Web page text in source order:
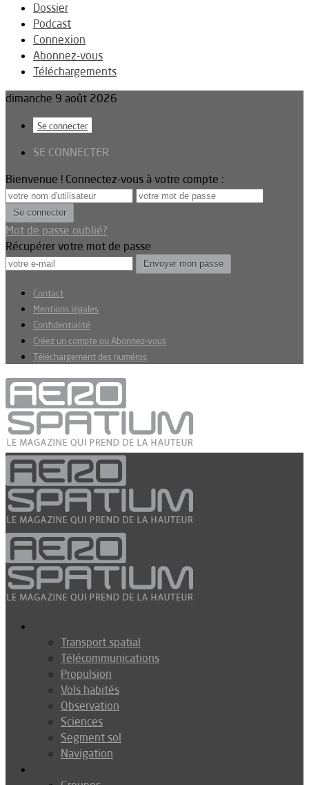
Dossier
Podcast
Connexion
Abonnez-vous
Téléchargements
dimanche 9 août 2026
Se connecter
SE CONNECTER
Bienvenue ! Connectez-vous à votre compte :
Mot de passe oublié?
Récupérer votre mot de passe
Contact
Mentions légales
Confidentialité
Créez un compte ou Abonnez-vous
Téléchargement des numéros
Transport spatial
Télécommunications
Propulsion
Vols habités
Observation
Sciences
Segment sol
Navigation